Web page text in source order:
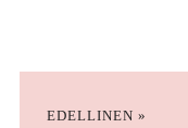
EDELLINEN »